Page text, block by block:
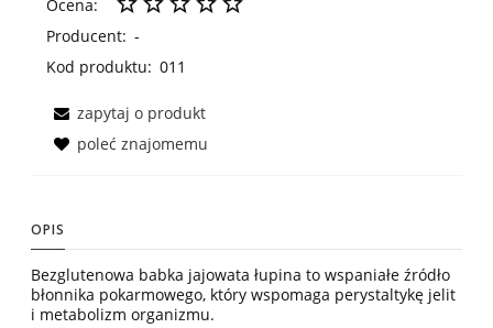
Ocena:
Producent: -
Kod produktu: 011
zapytaj o produkt
poleć znajomemu
OPIS
Bezglutenowa babka jajowata łupina to wspaniałe źródło
błonnika pokarmowego, który wspomaga perystaltykę jelit
i metabolizm organizmu.